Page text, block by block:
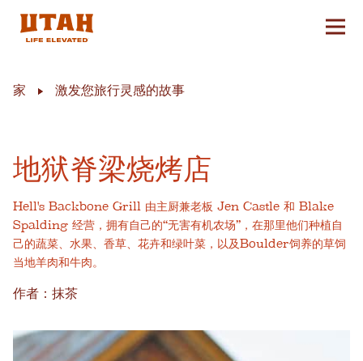
切换
家 激发您旅行灵感的故事
地狱脊梁烧烤店
Hell's Backbone Grill 由主厨兼老板 Jen Castle 和 Blake
Spalding 经营，拥有自己的“无害有机农场”，在那里他们种植自
己的蔬菜、水果、香草、花卉和绿叶菜，以及Boulder饲养的草饲
当地羊肉和牛肉。
作者：抹茶